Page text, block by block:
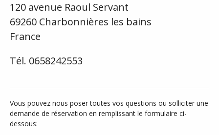
120 avenue Raoul Servant
69260 Charbonnières les bains
France
Tél. 0658242553
Vous pouvez nous poser toutes vos questions ou solliciter une
demande de réservation en remplissant le formulaire ci-
dessous: